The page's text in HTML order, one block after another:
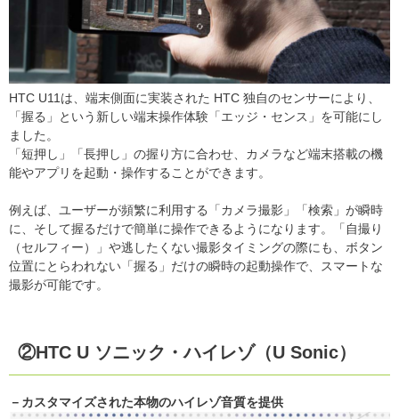
HTC U11は、端末側面に実装された HTC 独自のセンサーにより、
「握る」という新しい端末操作体験「エッジ・センス」を可能にし
ました。
「短押し」「長押し」の握り方に合わせ、カメラなど端末搭載の機
能やアプリを起動・操作することができます。
例えば、ユーザーが頻繁に利用する「カメラ撮影」「検索」が瞬時
に、そして握るだけで簡単に操作できるようになります。「自撮り
（セルフィー）」や逃したくない撮影タイミングの際にも、ボタン
位置にとらわれない「握る」だけの瞬時の起動操作で、スマートな
撮影が可能です。
②HTC U ソニック・ハイレゾ（U Sonic）
－カスタマイズされた本物のハイレゾ音質を提供